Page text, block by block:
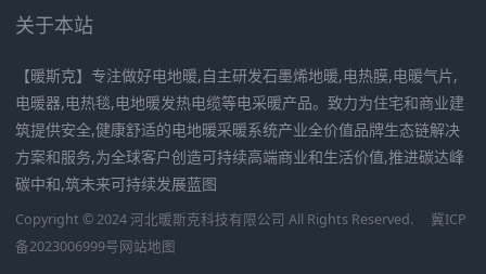
关于本站
【暖斯克】专注做好电地暖,自主研发石墨烯地暖,电热膜,电暖气片,
电暖器,电热毯,电地暖发热电缆等电采暖产品。致力为住宅和商业建
筑提供安全,健康舒适的电地暖采暖系统产业全价值品牌生态链解决
方案和服务,为全球客户创造可持续高端商业和生活价值,推进碳达峰
碳中和,筑未来可持续发展蓝图
Copyright © 2024 河北暖斯克科技有限公司 All Rights Reserved.
冀ICP
备2023006999号网站地图